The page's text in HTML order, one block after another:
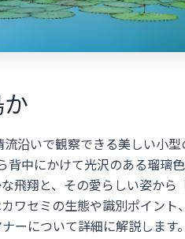
沿いで観察できる美しい小
中にかけて光沢のある瑠璃
飛翔と、その愛らしい姿から
ワセミの生態や識別ポイント
ーについて詳細に解説します。